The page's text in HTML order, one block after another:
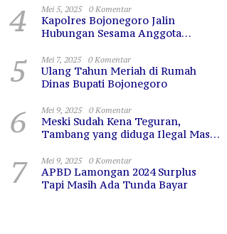
4 Mei 5, 2025 0 Komentar
Kapolres Bojonegoro Jalin
Hubungan Sesama Anggota
5 Mei 7, 2025 0 Komentar
Ulang Tahun Meriah di Rumah
Dinas Bupati Bojonegoro
6 Mei 9, 2025 0 Komentar
Meski Sudah Kena Teguran,
Tambang yang diduga Ilegal Masih
7 Mei 9, 2025 0 Komentar
APBD Lamongan 2024 Surplus
Tapi Masih Ada Tunda Bayar